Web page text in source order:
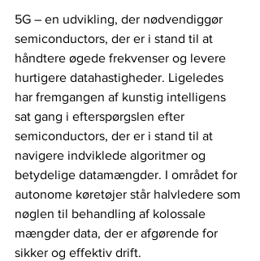
5G – en udvikling, der nødvendiggør
semiconductors, der er i stand til at
håndtere øgede frekvenser og levere
hurtigere datahastigheder. Ligeledes
har fremgangen af ​​kunstig intelligens
sat gang i efterspørgslen efter
semiconductors, der er i stand til at
navigere indviklede algoritmer og
betydelige datamængder. I området for
autonome køretøjer står halvledere som
nøglen til behandling af kolossale
mængder data, der er afgørende for
sikker og effektiv drift.